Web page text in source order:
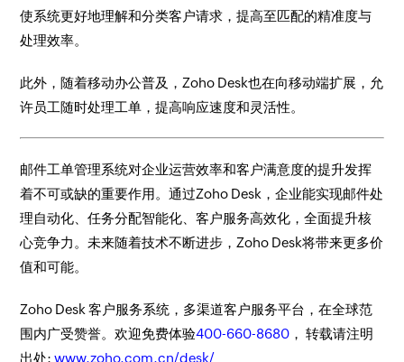
使系统更好地理解和分类客户请求，提高至匹配的精准度与
处理效率。
此外，随着移动办公普及，Zoho Desk也在向移动端扩展，允
许员工随时处理工单，提高响应速度和灵活性。
邮件工单管理系统对企业运营效率和客户满意度的提升发挥
着不可或缺的重要作用。通过Zoho Desk，企业能实现邮件处
理自动化、任务分配智能化、客户服务高效化，全面提升核
心竞争力。未来随着技术不断进步，Zoho Desk将带来更多价
值和可能。
Zoho Desk 客户服务系统，多渠道客户服务平台，在全球范
围内广受赞誉。欢迎免费体验400-660-8680 ， 转载请注明
出处:www.zoho.com.cn/desk/